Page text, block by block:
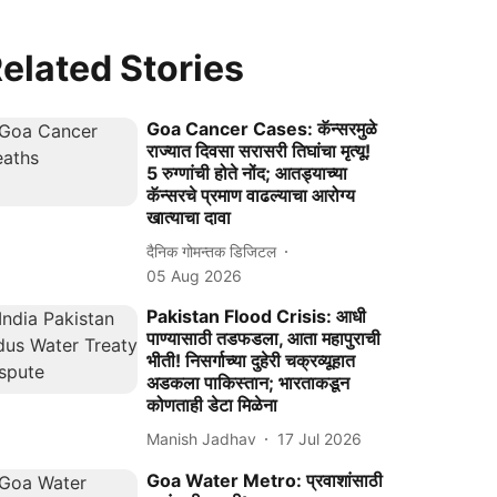
Stories
Goa Cancer Cases: कॅन्‍सरमुळे
राज्‍यात दिवसा सरासरी तिघांचा मृत्‍यू!
5 रुग्‍णांची होते नोंद; आतड्याच्या
कॅन्‍सरचे प्रमाण वाढल्‍याचा आरोग्‍य
खात्‍याचा दावा
दैनिक गोमन्तक डिजिटल
05 Aug 2026
Pakistan Flood Crisis: आधी
पाण्यासाठी तडफडला, आता महापुराची
भीती! निसर्गाच्या दुहेरी चक्रव्यूहात
अडकला पाकिस्तान; भारताकडून
कोणताही डेटा मिळेना
Manish Jadhav 17 Jul 2026
Goa Water Metro: प्रवाशांसाठी